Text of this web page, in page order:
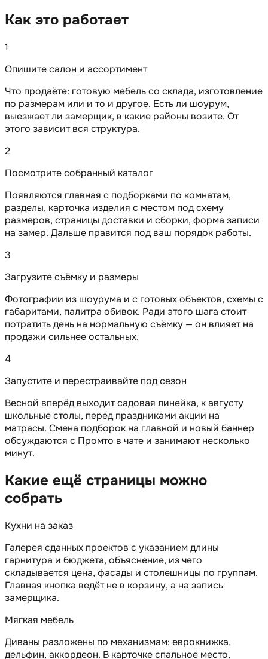
Как это работает
1
Опишите салон и ассортимент
Что продаёте: готовую мебель со склада, изготовление
по размерам или и то и другое. Есть ли шоурум,
выезжает ли замерщик, в какие районы возите. От
этого зависит вся структура.
2
Посмотрите собранный каталог
Появляются главная с подборками по комнатам,
разделы, карточка изделия с местом под схему
размеров, страницы доставки и сборки, форма записи
на замер. Дальше правится под ваш порядок работы.
3
Загрузите съёмку и размеры
Фотографии из шоурума и с готовых объектов, схемы с
габаритами, палитра обивок. Ради этого шага стоит
потратить день на нормальную съёмку — он влияет на
продажи сильнее остальных.
4
Запустите и перестраивайте под сезон
Весной вперёд выходит садовая линейка, к августу
школьные столы, перед праздниками акции на
матрасы. Смена подборок на главной и новый баннер
обсуждаются с Промто в чате и занимают несколько
минут.
Какие ещё страницы можно
собрать
Кухни на заказ
Галерея сданных проектов с указанием длины
гарнитура и бюджета, объяснение, из чего
складывается цена, фасады и столешницы по группам.
Главная кнопка ведёт не в корзину, а на запись
замерщика.
Мягкая мебель
Диваны разложены по механизмам: еврокнижка,
дельфин, аккордеон. В карточке спальное место,